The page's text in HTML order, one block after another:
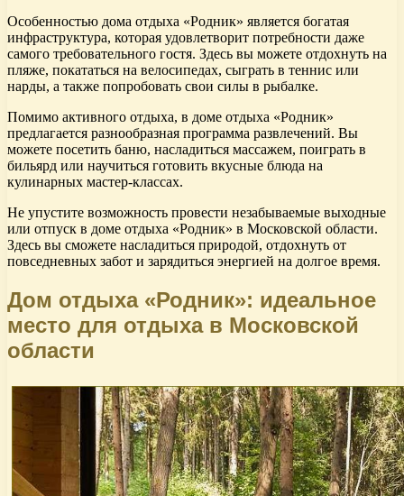
Особенностью дома отдыха «Родник» является богатая
инфраструктура, которая удовлетворит потребности даже
самого требовательного гостя. Здесь вы можете отдохнуть на
пляже, покататься на велосипедах, сыграть в теннис или
нарды, а также попробовать свои силы в рыбалке.
Помимо активного отдыха, в доме отдыха «Родник»
предлагается разнообразная программа развлечений. Вы
можете посетить баню, насладиться массажем, поиграть в
бильярд или научиться готовить вкусные блюда на
кулинарных мастер-классах.
Не упустите возможность провести незабываемые выходные
или отпуск в доме отдыха «Родник» в Московской области.
Здесь вы сможете насладиться природой, отдохнуть от
повседневных забот и зарядиться энергией на долгое время.
Дом отдыха «Родник»: идеальное
место для отдыха в Московской
области